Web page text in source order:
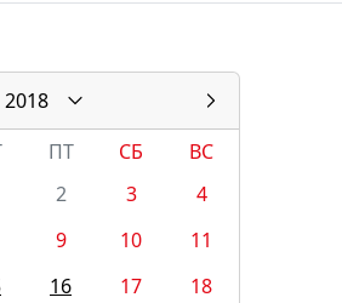
2018
ПТ СБ
ВС
2 3
4
9 10
11
16 17
18